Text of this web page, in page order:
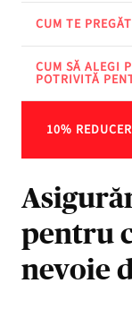
CUM TE
CUM SĂ ALEGI
POTRIVITĂ
10%
pentru
nevoie